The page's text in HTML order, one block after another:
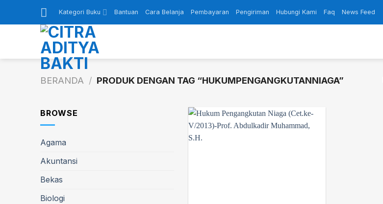
Kategori Buku Bantuan Cara Belanja Pembayaran Pengiriman Hubungi Kami Faq News Feed
BERANDA / PRODUK DENGAN TAG “HUKUMPENGANGKUTANNIAGA”
BROWSE
Agama
Akuntansi
Bekas
Biologi